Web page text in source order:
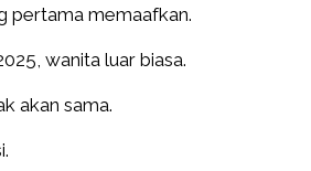
pertama memaafkan.
wanita luar biasa.
akan sama.